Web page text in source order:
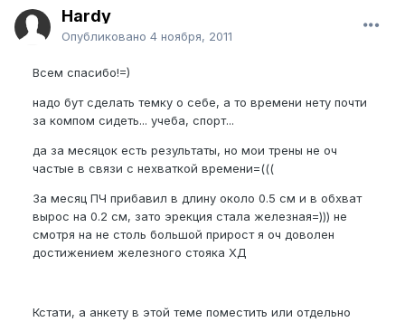
Hardy
Опубликовано 4 ноября, 2011
Всем спасибо!=)
надо бут сделать темку о себе, а то времени нету почти
за компом сидеть... учеба, спорт...
да за месяцок есть результаты, но мои трены не оч
частые в связи с нехваткой времени=(((
За месяц ПЧ прибавил в длину около 0.5 см и в обхват
вырос на 0.2 см, зато эрекция стала железная=))) не
смотря на не столь большой прирост я оч доволен
достижением железного стояка ХД
Кстати, а анкету в этой теме поместить или отдельно